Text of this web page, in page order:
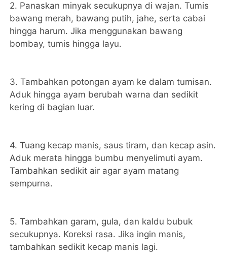
2. Panaskan minyak secukupnya di wajan. Tumis
bawang merah, bawang putih, jahe, serta cabai
hingga harum. Jika menggunakan bawang
bombay, tumis hingga layu.
3. Tambahkan potongan ayam ke dalam tumisan.
Aduk hingga ayam berubah warna dan sedikit
kering di bagian luar.
4. Tuang kecap manis, saus tiram, dan kecap asin.
Aduk merata hingga bumbu menyelimuti ayam.
Tambahkan sedikit air agar ayam matang
sempurna.
5. Tambahkan garam, gula, dan kaldu bubuk
secukupnya. Koreksi rasa. Jika ingin manis,
tambahkan sedikit kecap manis lagi.